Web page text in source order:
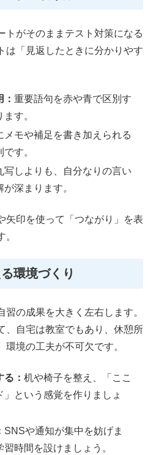
トがそのままテスト対策になる
は「見返したときに分かりやす
：重要語句を赤や青で区別す
す。
メモや補足を書き加えられる
す。
写しよりも、自分なりの言い
深まります。
矢印を使って「つながり」を表
環境づくり
の成果を大きく左右します。
、自宅は教室でもあり、休憩所
境の工夫が不可欠です。
る：机や椅子を整え、「ここ
という感覚を作りましょ
SNSや通知が集中を妨げま
時間を設けましょう。